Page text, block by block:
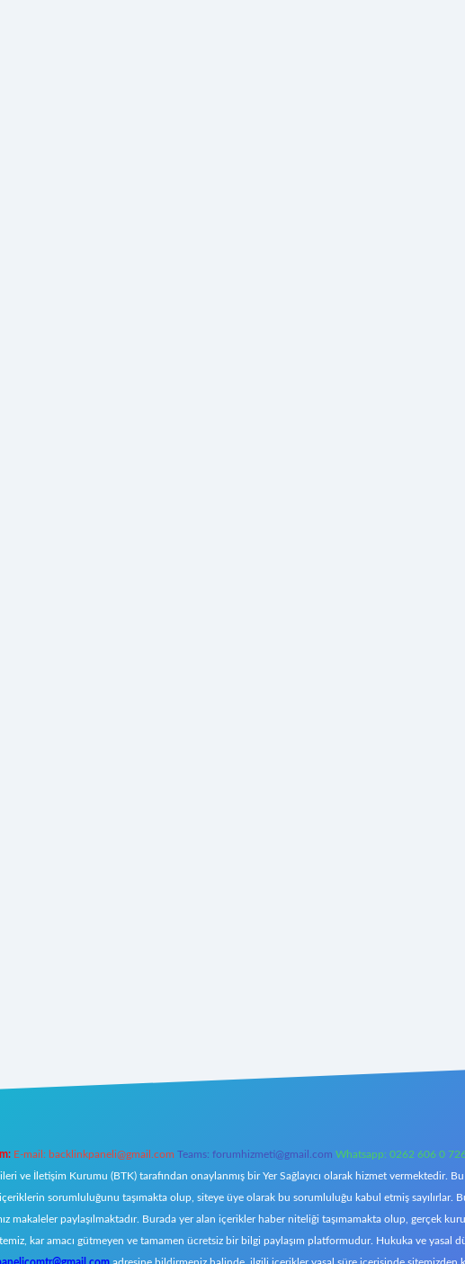
E-mail: backlinkpaneli@gmail.com Teams: forumhizmeti@gmail.com Whatsapp: 0262 606 0
ve İletişim Kurumu (BTK) tarafından onaylanmış bir Yer Sağlayıcı olarak hizmet vermektedir.
sorumluluğunu taşımakta olup, siteye üye olarak bu sorumluluğu kabul etmiş sayılırlar.
makaleler paylaşılmaktadır. Burada yer alan içerikler haber niteliği taşımamakta olup, gerçek
kar amacı gütmeyen ve tamamen ücretsiz bir bilgi paylaşım platformudur. Hukuka ve yasal